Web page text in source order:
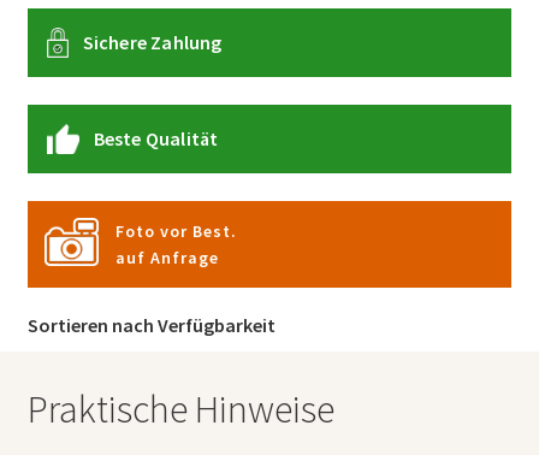
Sichere Zahlung
Beste Qualität
Foto vor Best.
auf Anfrage
Sortieren nach Verfügbarkeit
Praktische Hinweise